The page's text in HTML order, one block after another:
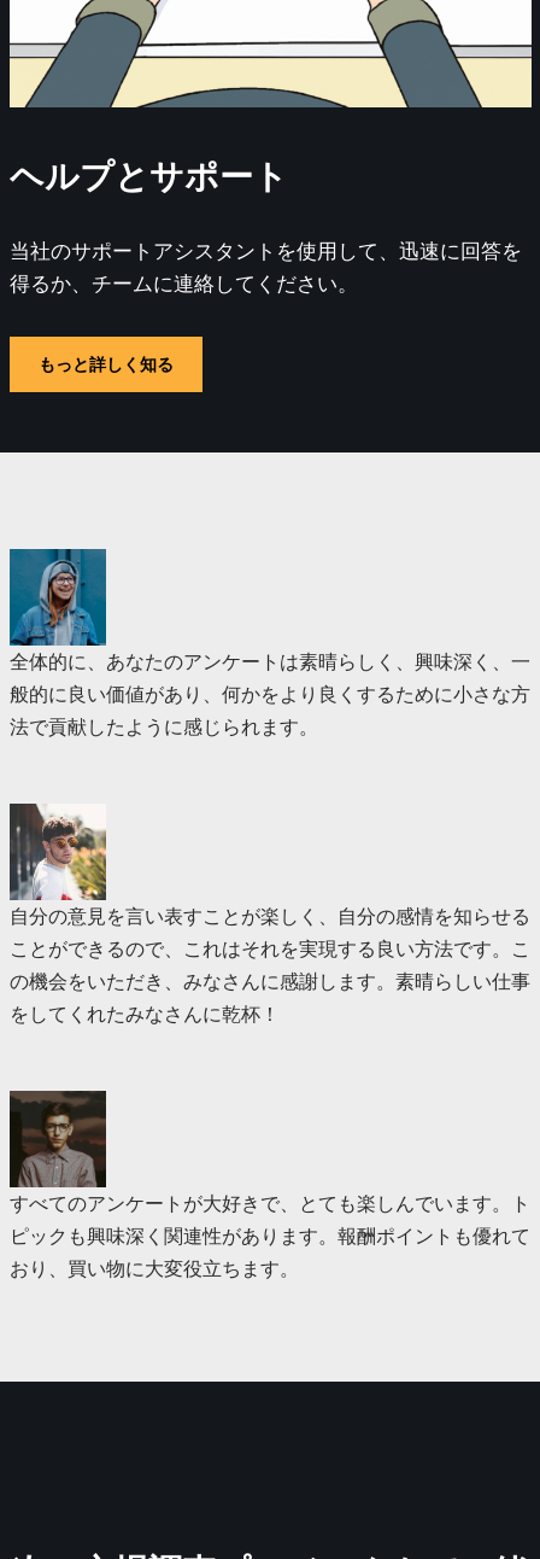
ヘルプとサポート
当社のサポートアシスタントを使用して、迅速に回答を
得るか、チームに連絡してください。
もっと詳しく知る
全体的に、あなたのアンケートは素晴らしく、興味深く、一
般的に良い価値があり、何かをより良くするために小さな方
法で貢献したように感じられます。
自分の意見を言い表すことが楽しく、自分の感情を知らせる
ことができるので、これはそれを実現する良い方法です。こ
の機会をいただき、みなさんに感謝します。素晴らしい仕事
をしてくれたみなさんに乾杯！
すべてのアンケートが大好きで、とても楽しんでいます。ト
ピックも興味深く関連性があります。報酬ポイントも優れて
おり、買い物に大変役立ちます。